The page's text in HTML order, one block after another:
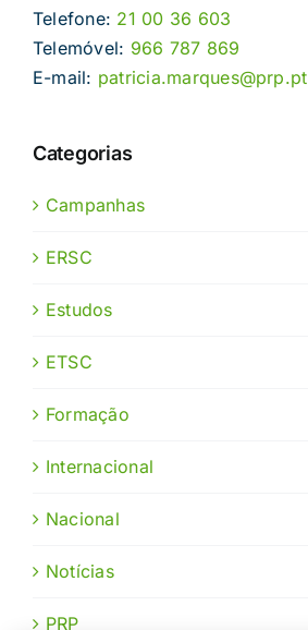
Telefone: 21 00 36 603
Telemóvel: 966 787 869
E-mail: patricia.marques@prp.pt
Categorias
Campanhas
ERSC
Estudos
ETSC
Formação
Internacional
Nacional
Notícias
PRP